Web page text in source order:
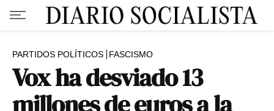
PARTIDOS POLÍTICOS FASCISMO
Vox ha desviado 13
millones de euros a la